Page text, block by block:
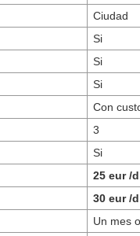
Ciudad
Si
Si
Si
Con
3
Si
25 eur /d
30 eur /d
Un mes